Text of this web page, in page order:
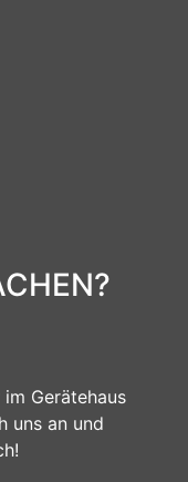
Gerätehaus
uns an und